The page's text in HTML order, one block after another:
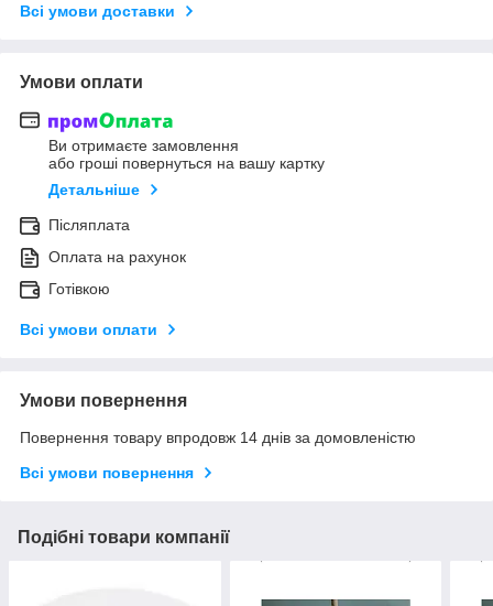
Всі умови доставки
Умови оплати
Ви отримаєте замовлення
або гроші повернуться на вашу картку
Детальніше
Післяплата
Оплата на рахунок
Готівкою
Всі умови оплати
Умови повернення
Повернення товару впродовж 14 днів за домовленістю
Всі умови повернення
Подібні товари компанії